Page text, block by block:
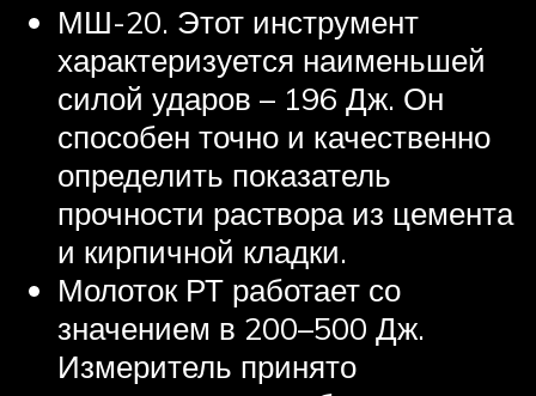
МШ-20. Этот инструмент
характеризуется наименьшей
силой ударов – 196 Дж. Он
способен точно и качественно
определить показатель
прочности раствора из цемента
и кирпичной кладки.
Молоток РТ работает со
значением в 200–500 Дж.
Измеритель принято